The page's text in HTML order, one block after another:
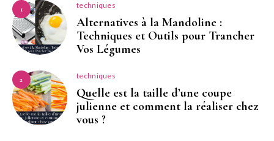
1 techniques
Alternatives à la Mandoline :
Techniques et Outils pour Trancher
Vos Légumes
2 techniques
Quelle est la taille d’une coupe
julienne et comment la réaliser chez
vous ?